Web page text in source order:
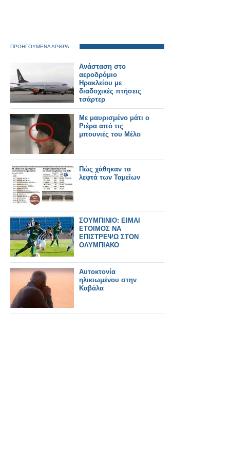
ΠΡΟΗΓΟΥΜΕΝΑ ΑΡΘΡΑ
Ανάσταση στο
αεροδρόμιο
Ηρακλείου με
διαδοχικές πτήσεις
τσάρτερ
Με μαυρισμένο μάτι ο
Ριέρα από τις
μπουνιές του Μέλο
Πώς χάθηκαν τα
λεφτά των Ταμείων
ΣΟΥΜΠΙΝΙΟ: ΕΙΜΑΙ
ΕΤΟΙΜΟΣ ΝΑ
ΕΠΙΣΤΡΕΨΩ ΣΤΟΝ
ΟΛΥΜΠΙΑΚΟ
Αυτοκτονία
ηλικιωμένου στην
Καβάλα